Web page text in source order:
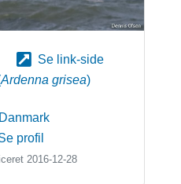
Se link-side
Ardenna grisea)
Danmark
profil
2016-12-28